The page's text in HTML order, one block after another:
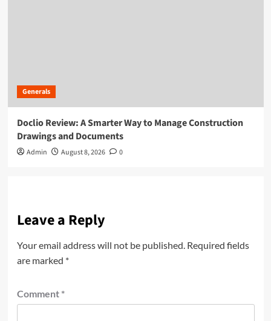
Generals
Doclio Review: A Smarter Way to Manage Construction
Drawings and Documents
Admin August 8, 2026 0
Leave a Reply
Your email address will not be published. Required fields
are marked *
Comment *